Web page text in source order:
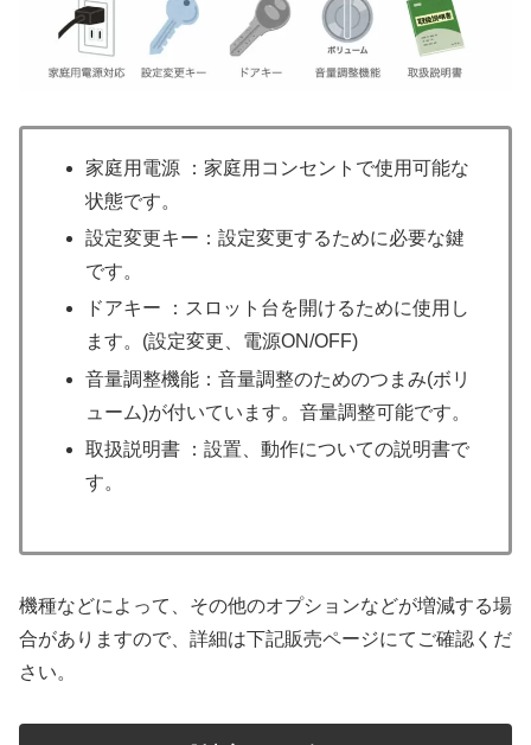
家庭用電源 ：家庭用コンセントで使用可能な
状態です。
設定変更キー：設定変更するために必要な鍵
です。
ドアキー ：スロット台を開けるために使用し
ます。(設定変更、電源ON/OFF)
音量調整機能：音量調整のためのつまみ(ボリ
ューム)が付いています。音量調整可能です。
取扱説明書 ：設置、動作についての説明書で
す。
機種などによって、その他のオプションなどが増減する場
合がありますので、詳細は下記販売ページにてご確認くだ
さい。